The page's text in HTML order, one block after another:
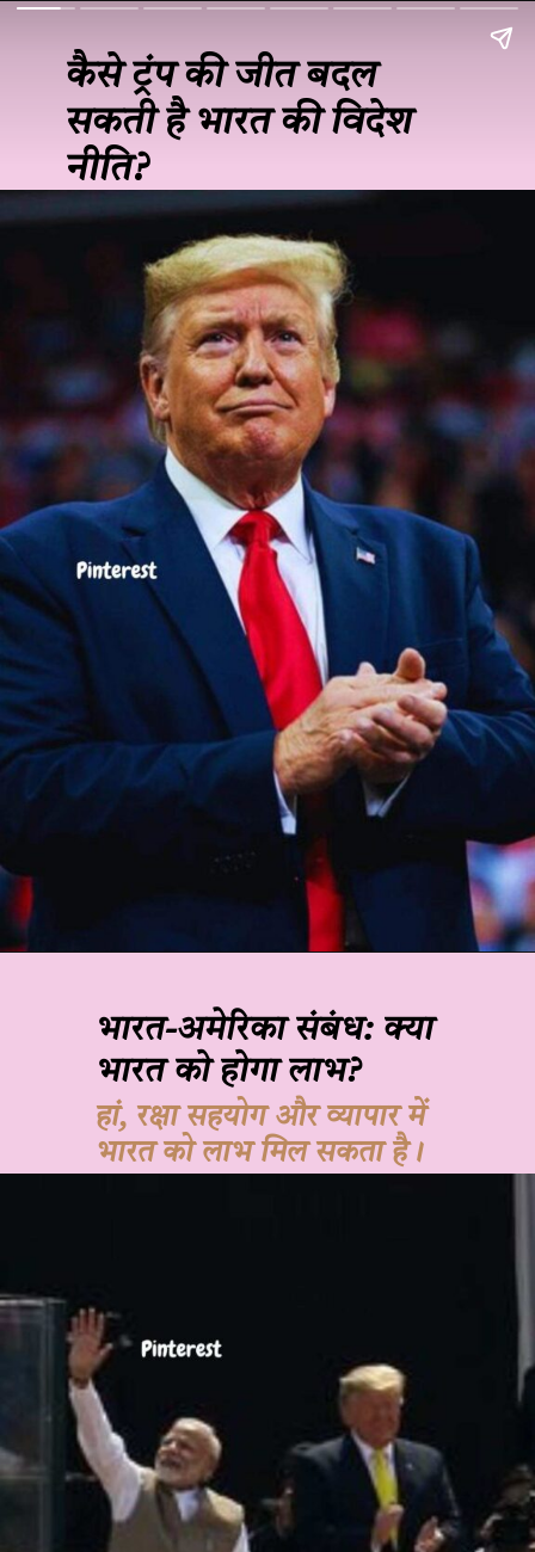
JOHN DOE
कैसे ट्रंप की जीत बदल
सकती है भारत की विदेश
नीति?
भारत-अमेरिका संबंध: क्या
भारत को होगा लाभ?
हां, रक्षा सहयोग और व्यापार में
भारत को लाभ मिल सकता है।